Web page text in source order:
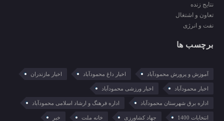
نتایج زنده
تعاون و اشتغال
نفت و انرژی
برچسب ها
آموزش و پرورش محمودآباد اخبار داغ محمودآباد اخبار مازندران
اخبار محمودآباد اخبار ورزشی محمودآباد
اداره برق شهرستان محمودآباد اداره فرهنگ و ارشاد اسلامی محمودآباد
انتخابات 1400 جهاد کشاورزی خانه ملت خبر